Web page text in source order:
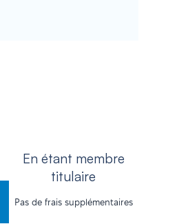
En étant membre
titulaire
Pas de frais supplémentaires